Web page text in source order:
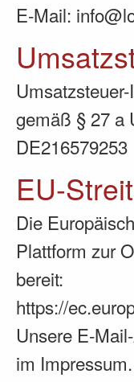
E-Mail:
gemäß § 27 a
DE216579253
EU-
Die
Plattform zur
bereit:
https://
Unsere E-
im Impressum.